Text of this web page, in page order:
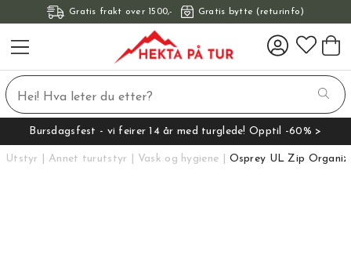
Gratis frakt over 1500,- Gratis bytte (returinfo)
Bursdagsfest - vi feirer 14 år med turglede! Opptil -60% >
Utstyr Annet turutstyr Vask og hygiene Osprey UL Zip